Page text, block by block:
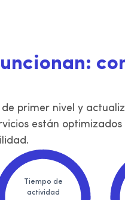
primer nivel y
están optimizados
Tiempo de
actividad